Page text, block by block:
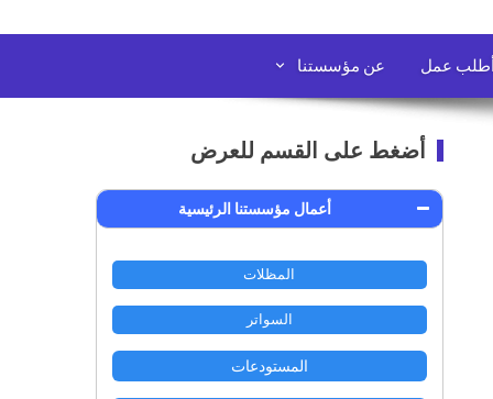
أطلب عمل عن مؤسستنا
أضغط على القسم للعرض
أعمال مؤسستنا الرئيسية
المظلات
السواتر
المستودعات